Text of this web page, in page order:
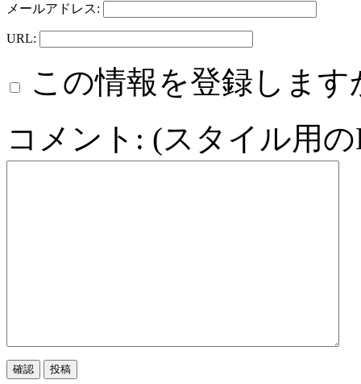
メールアドレス:
URL:
この情報を登録します
コメント: (スタイル用